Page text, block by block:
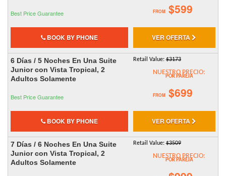
Best Price Guarantee FROM $599
BOOK BY PHONE VER OFERTA
6 Días / 5 Noches En Una Suite
Junior con Vista Tropical, 2
Adultos Solamente
Best Price Guarantee
Retail Value:$3173
NUESTRO PRECIO:
POR PAREJA
FROM $699
BOOK BY PHONE VER OFERTA
7 Días / 6 Noches En Una Suite
Junior con Vista Tropical, 2
Adultos Solamente
Retail Value:$3509
NUESTRO PRECIO:
POR PAREJA